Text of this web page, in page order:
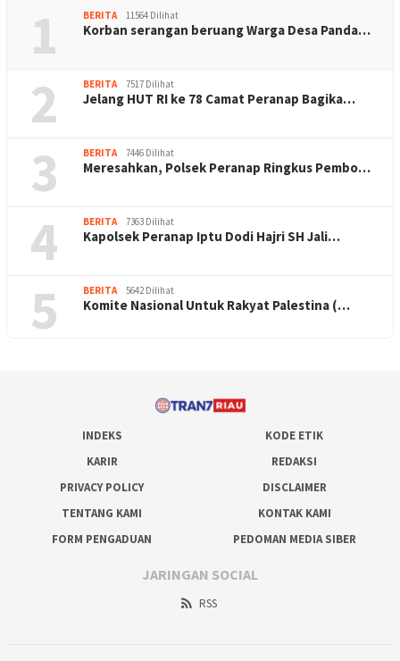
1 BERITA 11564 Dilihat
Korban serangan beruang Warga Desa Panda…
2 BERITA 7517 Dilihat
Jelang HUT RI ke 78 Camat Peranap Bagika…
3 BERITA 7446 Dilihat
Meresahkan, Polsek Peranap Ringkus Pembo…
4 BERITA 7363 Dilihat
Kapolsek Peranap Iptu Dodi Hajri SH Jali…
5 BERITA 5642 Dilihat
Komite Nasional Untuk Rakyat Palestina (…
INDEKS
KODE ETIK
KARIR
REDAKSI
PRIVACY POLICY
DISCLAIMER
TENTANG KAMI
KONTAK KAMI
FORM PENGADUAN
PEDOMAN MEDIA SIBER
JARINGAN SOCIAL
RSS